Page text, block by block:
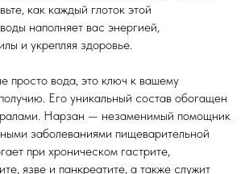
как каждый глоток этой
наполняет вас энергией,
и укрепляя здоровье.
просто вода, это ключ к вашему
Его уникальный состав обогащен
Нарзан — незаменимый помощник
заболеваниями пищеварительной
при хроническом гастрите,
язве и панкреатите, а также служит